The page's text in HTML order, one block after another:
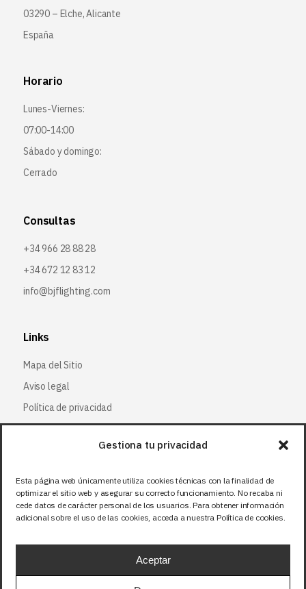
Gestiona tu privacidad
Esta página web únicamente utiliza cookies técnicas con la finalidad de
optimizar el sitio web y asegurar su correcto funcionamiento. No recaba ni
cede datos de carácter personal de los usuarios. Para obtener información
adicional sobre el uso de las cookies, acceda a nuestra Política de cookies.
Aceptar
03290 – Elche, Alicante
España
Horario
Lunes-Viernes:
07:00-14:00
Sábado y domingo:
Cerrado
Consultas
+34 966 28 88 28
+34 672 12 83 12
info@bjflighting.com
Links
Mapa del Sitio
Aviso legal
Política de privacidad
Política de cookies
Síguenos
Facebook
X (Twitter)
Instagram